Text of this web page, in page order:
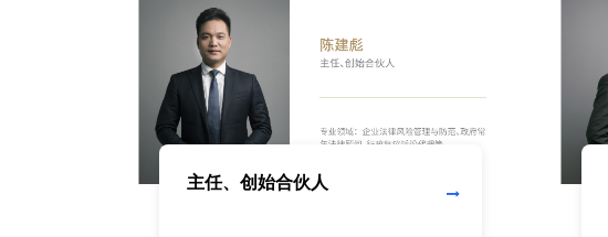
主任、创始合伙人